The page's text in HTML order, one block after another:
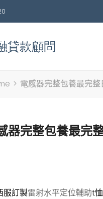
> 電感器完整包養最完
器完整包養最完
服訂製雷射水平定位輔助t恤